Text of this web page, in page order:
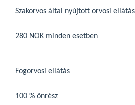
Szakorvos által nyújtott orvosi
280 NOK minden esetben
Fogorvosi ellátás
100 % önrész